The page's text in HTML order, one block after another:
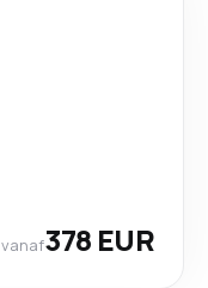
vanaf378 EUR